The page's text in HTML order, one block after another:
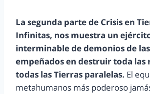
La segunda parte de Crisis en
Infinitas, nos muestra un
interminable de demonios de
empeñados en destruir toda las
todas las Tierras paralelas. El
metahumanos más poderoso